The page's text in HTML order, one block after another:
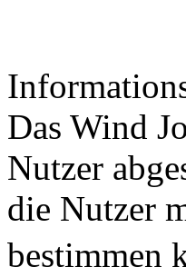
Das Wind
Nutzer
die Nutzer
bestimmen